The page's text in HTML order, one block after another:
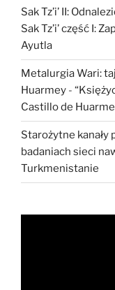
Sak Tz’i’ II:
Sak Tz’i’ część I:
Ayutla
Metalurgia Wari:
Huarmey -
Castillo de
Starożytne
badaniach sieci
Turkmenistanie